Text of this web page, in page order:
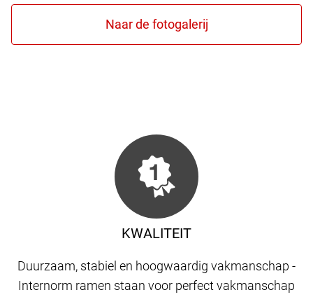
KWALITEIT
Duurzaam, stabiel en hoogwaardig vakmanschap -
Internorm ramen staan ​​voor perfect vakmanschap